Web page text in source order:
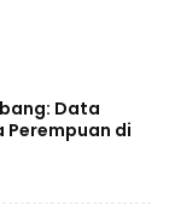
Data
Perempuan di